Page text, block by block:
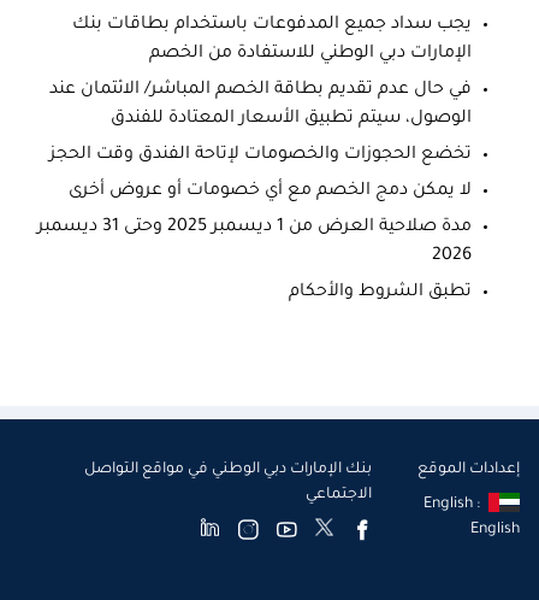
يجب سداد جميع المدفوعات باستخدام بطاقات بنك
الإمارات دبي الوطني للاستفادة من الخصم
في حال عدم تقديم بطاقة الخصم المباشر/ الائتمان عند
الوصول، سيتم تطبيق الأسعار المعتادة للفندق
تخضع الحجوزات والخصومات لإتاحة الفندق وقت الحجز
لا يمكن دمج الخصم مع أي خصومات أو عروض أخرى
مدة صلاحية العرض من 1 ديسمبر 2025 وحتى 31 ديسمبر
2026
تطبق الشروط والأحكام
إعدادات الموقع
English :
English
بنك الإمارات دبي الوطني في مواقع التواصل
الاجتماعي